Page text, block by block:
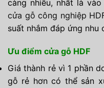
càng nhiều, nhất là
cửa gỗ công nghiệp
suất nhắm đáp ứng nhu
Ưu điểm cửa gỗ HDF
Giá thành rẻ vì 1 phần
gỗ rẻ hơn có thể sản